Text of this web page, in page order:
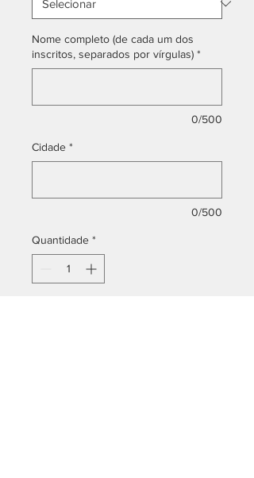
Nome completo (de cada um dos
inscritos, separados por vírgulas) *
0/500
Cidade *
0/500
Quantidade *